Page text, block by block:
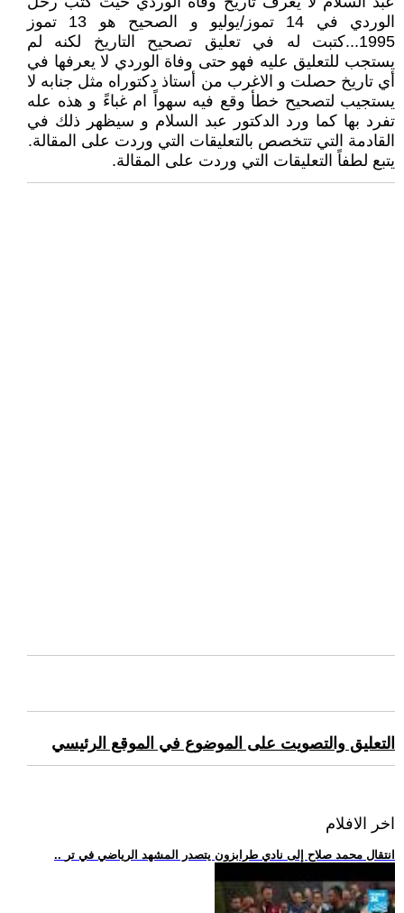
الوردي في 14 تموز/يوليو و الصحيح هو 13 تموز
1995...كتبت له في تعليق تصحيح التاريخ لكنه لم
يستجب للتعليق عليه فهو حتى وفاة الوردي لا يعرفها في
أي تاريخ حصلت و الاغرب من أستاذ دكتوراه مثل جنابه لا
يستجيب لتصحيح خطأ وقع فيه سهواً ام غباءً و هذه عله
تفرد بها كما ورد الدكتور عبد السلام و سيظهر ذلك في
القادمة التي تتخصص بالتعليقات التي وردت على المقالة.
يتبع لطفاً التعليقات التي وردت على المقالة.
التعليق والتصويت على الموضوع في الموقع الرئيسي
اخر الافلام
.. انتقال محمد صلاح إلى نادي طرابزون يتصدر المشهد الرياضي في تر